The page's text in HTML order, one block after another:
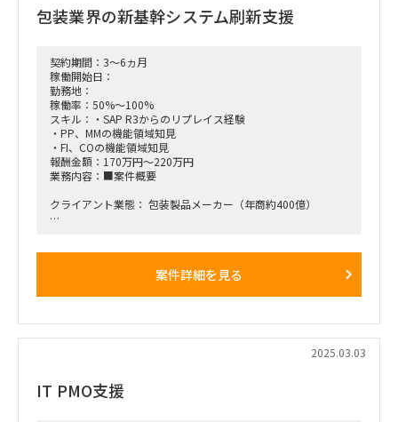
■稼働開始日：4月～
包装業界の新基幹システム刷新支援
契約期間：3～6ヵ月
稼働開始日：
勤務地：
稼働率：50%～100%
スキル：・SAP R3からのリプレイス経験
・PP、MMの機能領域知見
・FI、COの機能領域知見
報酬金額：170万円～220万円
業務内容：■案件概要
クライアント業態： 包装製品メーカー（年商約400億）
・現状分析～業務要求定義～製品/ベンダー選定までをプロジ
■稼働開始日：2025年3月 or 4月ごろ
案件詳細を見る
2025.03.03
IT PMO支援